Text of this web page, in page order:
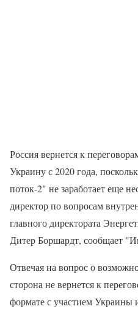
Россия вернется к
Украину с 2020 года,
поток-2" не заработает еще
директор по вопросам
главного директората
Дитер Боршардт, сообщает
Отвечая на вопрос о
сторона не вернется к
формате с участием Украины